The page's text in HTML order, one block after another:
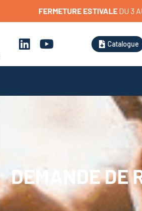
FERMETURE ESTIVALE DU 3 A
Catalogue
DEMANDE DE